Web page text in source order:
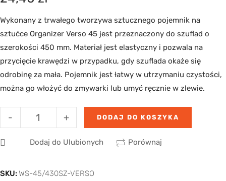
Wykonany z trwałego tworzywa sztucznego pojemnik na
sztućce Organizer Verso 45 jest przeznaczony do szuflad o
szerokości 450 mm. Materiał jest elastyczny i pozwala na
przycięcie krawędzi w przypadku, gdy szuflada okaże się
odrobinę za mała. Pojemnik jest łatwy w utrzymaniu czystości,
można go włożyć do zmywarki lub umyć ręcznie w zlewie.
+
- DODAJ DO KOSZYKA
Dodaj do Ulubionych Porównaj
SKU: WS-45/430SZ-VERSO